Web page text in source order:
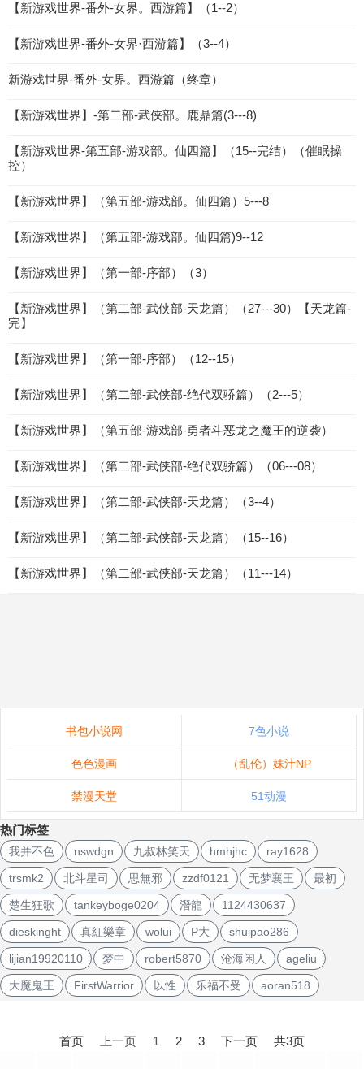
【新游戏世界-番外-女界。西游篇】（1--2）
【新游戏世界-番外-女界·西游篇】（3--4）
新游戏世界-番外-女界。西游篇（终章）
【新游戏世界】-第二部-武侠部。鹿鼎篇(3---8)
【新游戏世界-第五部-游戏部。仙四篇】（15--完结）（催眠操
控）
【新游戏世界】（第五部-游戏部。仙四篇）5---8
【新游戏世界】（第五部-游戏部。仙四篇)9--12
【新游戏世界】（第一部-序部）（3）
【新游戏世界】（第二部-武侠部-天龙篇）（27---30）【天龙篇-
完】
【新游戏世界】（第一部-序部）（12--15）
【新游戏世界】（第二部-武侠部-绝代双骄篇）（2---5）
【新游戏世界】（第五部-游戏部-勇者斗恶龙之魔王的逆袭）
【新游戏世界】（第二部-武侠部-绝代双骄篇）（06---08）
【新游戏世界】（第二部-武侠部-天龙篇）（3--4）
【新游戏世界】（第二部-武侠部-天龙篇）（15--16）
【新游戏世界】（第二部-武侠部-天龙篇）（11---14）
书包小说网 7色小说
色色漫画 （乱伦）妹汁NP
禁漫天堂 51动漫
热门标签
我并不色 nswdgn 九叔林笑天 hmhjhc ray1628
trsmk2 北斗星司 思無邪 zzdf0121 无梦襄王 最初
楚生狂歌 tankeyboge0204 潛龍 1124430637
dieskinght 真紅樂章 wolui P大 shuipao286
lijian19920110 梦中 robert5870 沧海闲人 ageliu
大魔鬼王 FirstWarrior 以性 乐福不受 aoran518
首页 上一页 1 2 3 下一页 共3页